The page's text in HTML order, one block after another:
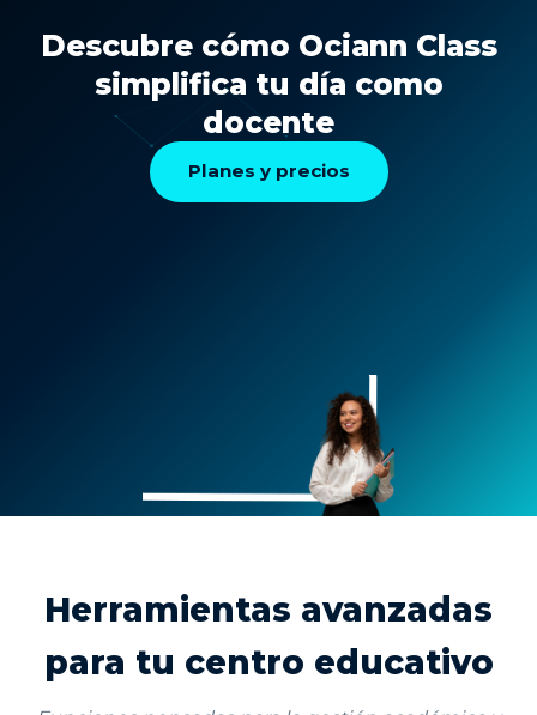
Descubre cómo Ociann Class
simplifica tu día como
docente
Planes y precios
Herramientas avanzadas
para tu centro educativo